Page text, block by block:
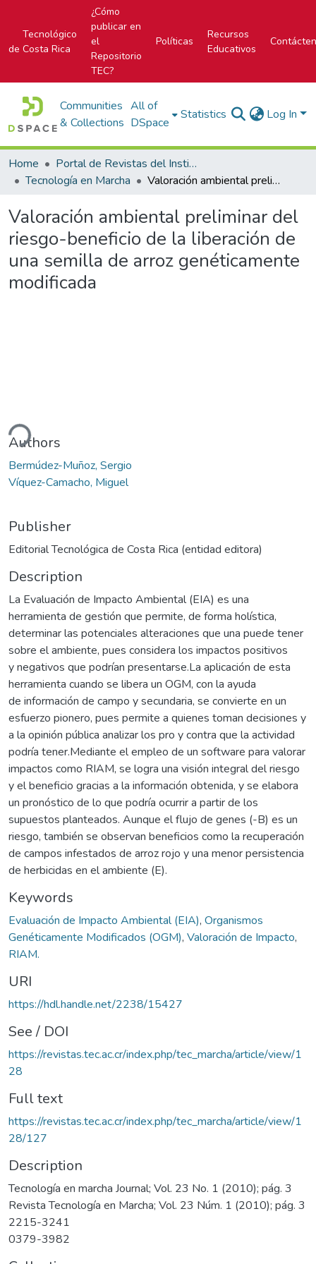
Tecnológico
de Costa Rica
¿Cómo
publicar en
el
Repositorio
TEC?
Políticas
Recursos
Educativos
Communities
& Collections
All of
DSpace
Statistics Log In
Home
Portal de Revistas del Instituto Tecnológico de Costa Rica
Tecnología en Marcha
Valoración ambiental preliminar del riesgo-beneficio de la liberación de una semilla de arroz genéticamente modificada
Valoración ambiental preliminar del
riesgo-beneficio de la liberación de
una semilla de arroz genéticamente
modificada
Authors
Bermúdez-Muñoz, Sergio
Víquez-Camacho, Miguel
Publisher
Editorial Tecnológica de Costa Rica (entidad editora)
Description
La Evaluación de Impacto Ambiental (EIA) es una
herramienta de gestión que permite, de forma holística,
determinar las potenciales alteraciones que una puede tener
sobre el ambiente, pues considera los impactos positivos
y negativos que podrían presentarse.La aplicación de esta
herramienta cuando se libera un OGM, con la ayuda
de información de campo y secundaria, se convierte en un
esfuerzo pionero, pues permite a quienes toman decisiones y
a la opinión pública analizar los pro y contra que la actividad
podría tener.Mediante el empleo de un software para valorar
impactos como RIAM, se logra una visión integral del riesgo
y el beneficio gracias a la información obtenida, y se elabora
un pronóstico de lo que podría ocurrir a partir de los
supuestos planteados. Aunque el flujo de genes (-B) es un
riesgo, también se observan beneficios como la recuperación
de campos infestados de arroz rojo y una menor persistencia
de herbicidas en el ambiente (E).
Keywords
Evaluación de Impacto Ambiental (EIA), Organismos
Genéticamente Modificados (OGM), Valoración de Impacto,
RIAM.
URI
https://hdl.handle.net/2238/15427
See / DOI
https://revistas.tec.ac.cr/index.php/tec_marcha/article/view/1
28
Full text
https://revistas.tec.ac.cr/index.php/tec_marcha/article/view/1
28/127
Description
Tecnología en marcha Journal; Vol. 23 No. 1 (2010); pág. 3
Revista Tecnología en Marcha; Vol. 23 Núm. 1 (2010); pág. 3
2215-3241
0379-3982